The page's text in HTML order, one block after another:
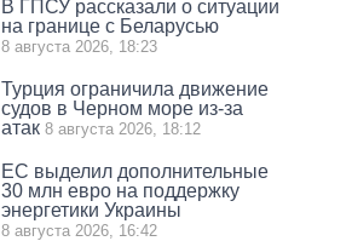
В ГПСУ рассказали о ситуации
на границе с Беларусью
8 августа 2026, 18:23
Турция ограничила движение
судов в Черном море из-за
атак 8 августа 2026, 18:12
ЕС выделил дополнительные
30 млн евро на поддержку
энергетики Украины
8 августа 2026, 16:42